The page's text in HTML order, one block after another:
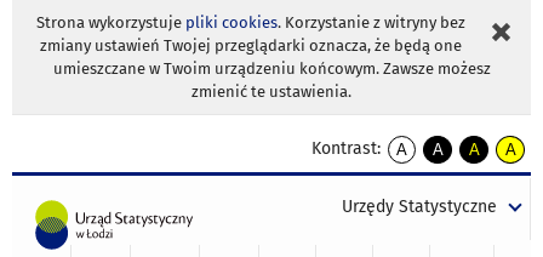
Strona wykorzystuje pliki cookies. Korzystanie z witryny bez
zmiany ustawień Twojej przeglądarki oznacza, że będą one
umieszczane w Twoim urządzeniu końcowym. Zawsze możesz
zmienić te ustawienia.
Kontrast:
A
kontrast
A
kontrast
tekst
czarnym
A
kontrast
tekst
czarnym
A
tekst
żółtym
Urzędy Statystyczne